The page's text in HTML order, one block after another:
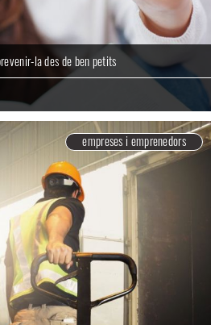
la des de ben petits
empreses i emprenedors